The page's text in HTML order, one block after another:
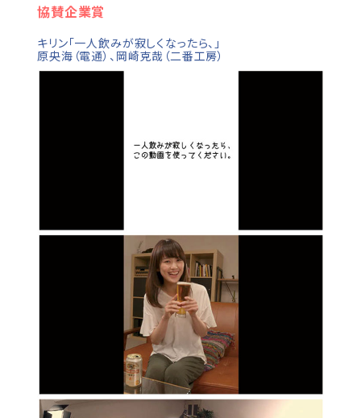
協賛企業賞
キリン「一人飲みが寂しくなったら、」
原央海（電通）、岡崎克哉（二番工房）